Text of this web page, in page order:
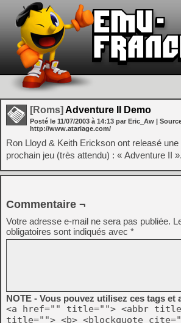
[Roms] Adventure II Demo
Posté le 11/07/2003 à 14:13 par Eric_Aw |
http://www.atariage.com/
Ron Lloyd & Keith Erickson ont releasé
prochain jeu (très attendu) : « Adventure II
Commentaire ¬
Votre adresse e-mail ne sera pas publiée.
obligatoires sont indiqués avec *
NOTE - Vous pouvez utilisez ces tags et
<a href="" title=""> <abbr
title=""> <b> <blockquote